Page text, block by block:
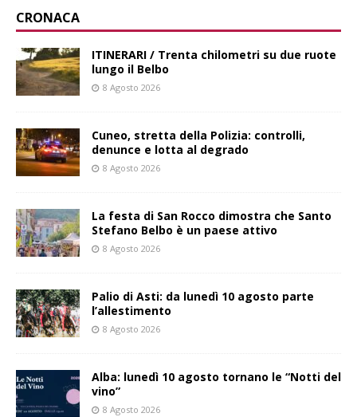
CRONACA
ITINERARI / Trenta chilometri su due ruote
lungo il Belbo
8 Agosto 2026
Cuneo, stretta della Polizia: controlli,
denunce e lotta al degrado
8 Agosto 2026
La festa di San Rocco dimostra che Santo
Stefano Belbo è un paese attivo
8 Agosto 2026
Palio di Asti: da lunedì 10 agosto parte
l’allestimento
8 Agosto 2026
Alba: lunedì 10 agosto tornano le “Notti del
vino”
8 Agosto 2026